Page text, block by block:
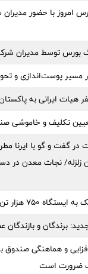
امروز با حضور
بورس توسط مدیران
مسیر پوست‌اندازی و
هیات ایرانی به
تکلیف و خاموشی
در گفت و گو با ایرنا
زلزله/ نجات معدن
۷۵۰ هزار تن رسید
برندگان و
و هماهنگی
ضرورت است